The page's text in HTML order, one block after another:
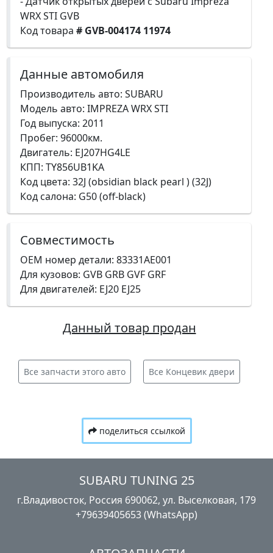
WRX STI GVB
Код товара # GVB-004174 11974
Данные автомобиля
Производитель авто: SUBARU
Модель авто: IMPREZA WRX STI
Год выпуска: 2011
Пробег: 96000км.
Двигатель: EJ207HG4LE
КПП: TY856UB1KA
Код цвета: 32J (obsidian black pearl ) (32J)
Код салона: G50 (off-black)
Совместимость
OEM номер детали: 83331AE001
Для кузовов: GVB GRB GVF GRF
Для двигателей: EJ20 EJ25
Данный товар продан
Все запчасти этого авто Все Концевик двери
поделиться ссылкой
SUBARU TUNING 25
г.Владивосток, Россия​ ‎690062, ул. Выселковая, 179
+79639405653 (WhatsApp)